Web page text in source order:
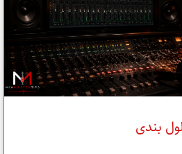
بندی